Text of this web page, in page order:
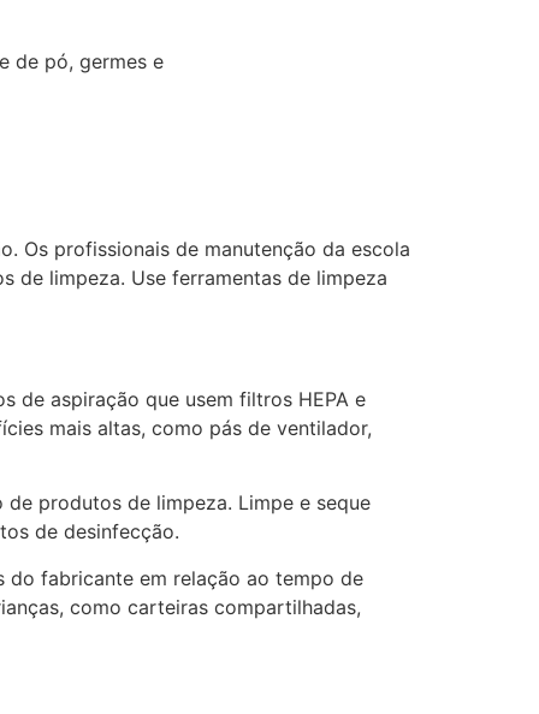
de pó, germes e
Os profissionais de manutenção da escola
de limpeza. Use ferramentas de limpeza
de aspiração que usem filtros HEPA e
mais altas, como pás de ventilador,
produtos de limpeza. Limpe e seque
de desinfecção.
do fabricante em relação ao tempo de
como carteiras compartilhadas,